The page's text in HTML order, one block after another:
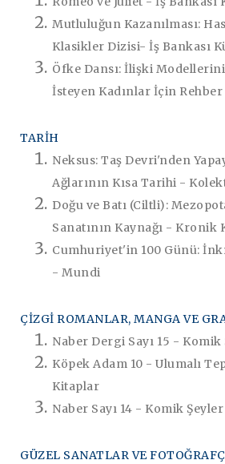
Mutluluğun Kazanılması:
Klasikler Dizisi- İş Bankası
Öfke Dansı: İlişki
İsteyen Kadınlar İçin Rehber
TARİH
Neksus: Taş Devri'nden
Ağlarının Kısa Tarihi -
Doğu ve Batı (Ciltli):
Sanatının Kaynağı - Kronik
Cumhuriyet'in 100 Günü:
- Mundi
ÇİZGİ ROMANLAR, MANGA VE
Naber Dergi Sayı 15 - Komik
Köpek Adam 10 - Ulumalı
Kitaplar
Naber Sayı 14 - Komik Şeyler
GÜZEL SANATLAR VE